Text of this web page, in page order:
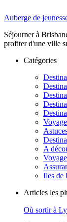
Auberge de
Séjourner à
profiter d'une ville
Catégories
A
Iles de
Articles les
Où sortir à